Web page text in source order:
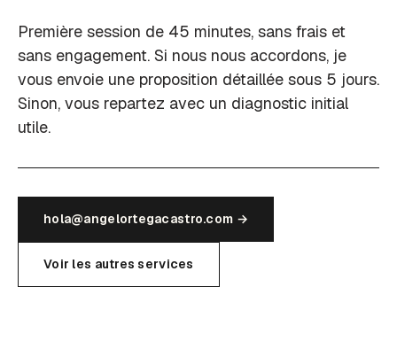
Première session de 45 minutes, sans frais et
sans engagement. Si nous nous accordons, je
vous envoie une proposition détaillée sous 5 jours.
Sinon, vous repartez avec un diagnostic initial
utile.
hola@angelortegacastro.com →
Voir les autres services